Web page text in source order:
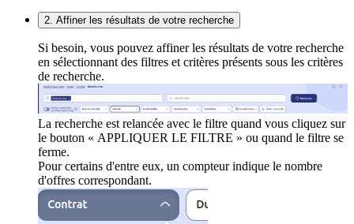
2. Affiner les résultats de votre recherche
Si besoin, vous pouvez affiner les résultats de votre recherche
en sélectionnant des filtres et critères présents sous les critères
de recherche.
La recherche est relancée avec le filtre quand vous cliquez sur
le bouton « APPLIQUER LE FILTRE » ou quand le filtre se
ferme.
Pour certains d'entre eux, un compteur indique le nombre
d'offres correspondant.